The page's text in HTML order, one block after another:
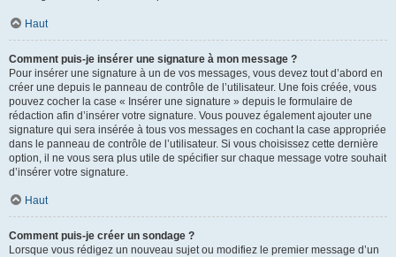
Haut
Comment puis-je insérer une signature à mon message ?
Pour insérer une signature à un de vos messages, vous devez tout d’abord en
créer une depuis le panneau de contrôle de l’utilisateur. Une fois créée, vous
pouvez cocher la case « Insérer une signature » depuis le formulaire de
rédaction afin d’insérer votre signature. Vous pouvez également ajouter une
signature qui sera insérée à tous vos messages en cochant la case appropriée
dans le panneau de contrôle de l’utilisateur. Si vous choisissez cette dernière
option, il ne vous sera plus utile de spécifier sur chaque message votre souhait
d’insérer votre signature.
Haut
Comment puis-je créer un sondage ?
Lorsque vous rédigez un nouveau sujet ou modifiez le premier message d’un